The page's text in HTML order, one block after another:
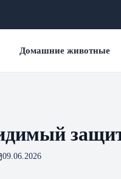
Домашние животные
09.06.2026